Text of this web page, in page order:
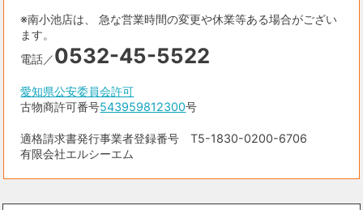
※南小池店は、 急な営業時間の変更や休業等ある場合がござい
ます。
電話／0532-45-5522
愛知県公安委員会許可
古物商許可番号543959812300号
適格請求書発行事業者登録番号 T5-1830-0200-6706
有限会社エルシーエム